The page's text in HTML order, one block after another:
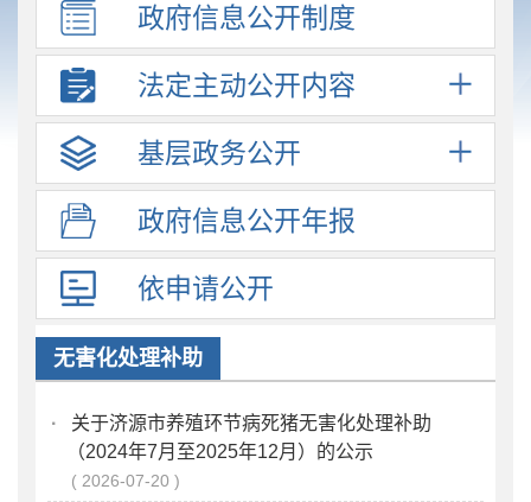
政府信息公开制度
法定主动公开内容
基层政务公开
政府信息公开年报
依申请公开
无害化处理补助
·
关于济源市养殖环节病死猪无害化处理补助
（2024年7月至2025年12月）的公示
2026-07-20